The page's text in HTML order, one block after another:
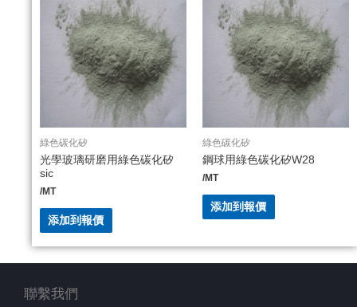
綠色碳化矽
光學玻璃研磨用綠色碳化矽
sic
/MT
添加到報價
綠色碳化矽
鋼球用綠色碳化矽W28
/MT
添加到報價
聯繫我們